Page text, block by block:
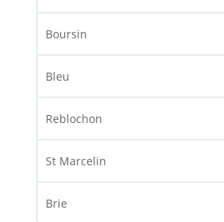
Boursin
Bleu
Reblochon
St Marcelin
Brie